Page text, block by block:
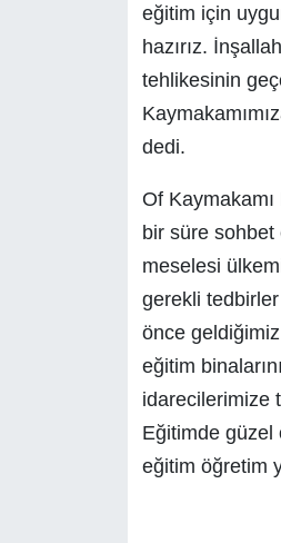
eğitim için
hazırız.
tehlikesinin
dedi.
Of
bir süre sohbet
meselesi
gerekli
önce
eğitim
idarecilerimize
Eğitimde güzel
eğitim öğretim